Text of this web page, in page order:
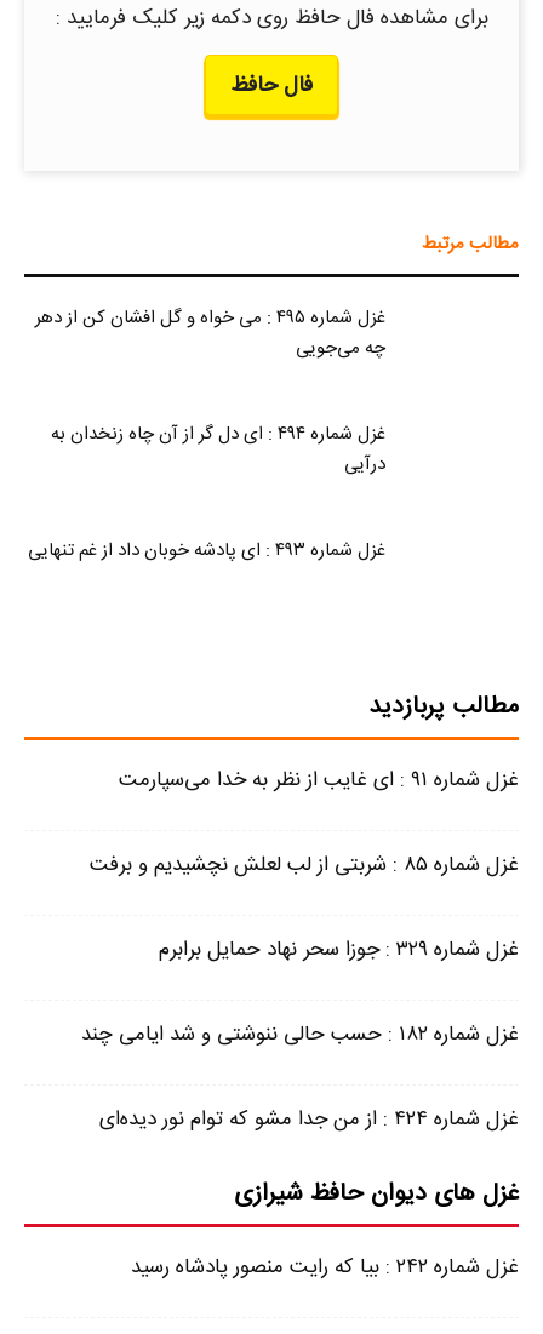
برای مشاهده فال حافظ روی دکمه زیر کلیک فرمایید :
فال حافظ
مطالب مرتبط
غزل شماره ۴۹۵ : می خواه و گل افشان کن از دهر
چه می‌جویی
غزل شماره ۴۹۴ : ای دل گر از آن چاه زنخدان به
درآیی
غزل شماره ۴۹۳ : ای پادشه خوبان داد از غم تنهایی
مطالب پربازدید
غزل شماره ۹۱ : ای غایب از نظر به خدا می‌سپارمت
غزل شماره ۸۵ : شربتی از لب لعلش نچشیدیم و برفت
غزل شماره ۳۲۹ : جوزا سحر نهاد حمایل برابرم
غزل شماره ۱۸۲ : حسب حالی ننوشتی و شد ایامی چند
غزل شماره ۴۲۴ : از من جدا مشو که توام نور دیده‌ای
غزل های دیوان حافظ شیرازی
غزل شماره ۲۴۲ : بیا که رایت منصور پادشاه رسید